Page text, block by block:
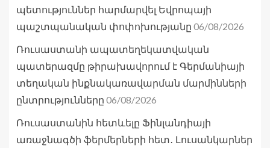
պետություններ հարմարվել Եվրոպայի
պաշտպանական փոփոխությանը 06/08/2026
Ռուսաստանի ապատեղեկատվական
պատերազմը թիրախավորում է Գերմանիայի
տեղական ինքնակառավարման մարմինների
ընտրությունները 06/08/2026
Ռուսաստանին հետևելը Ֆինլանդիայի
առաջնագծի ֆերմերների հետ․ Լուսանկարներ